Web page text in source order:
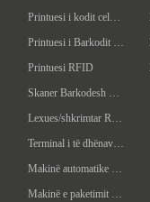
Printuesi RFID